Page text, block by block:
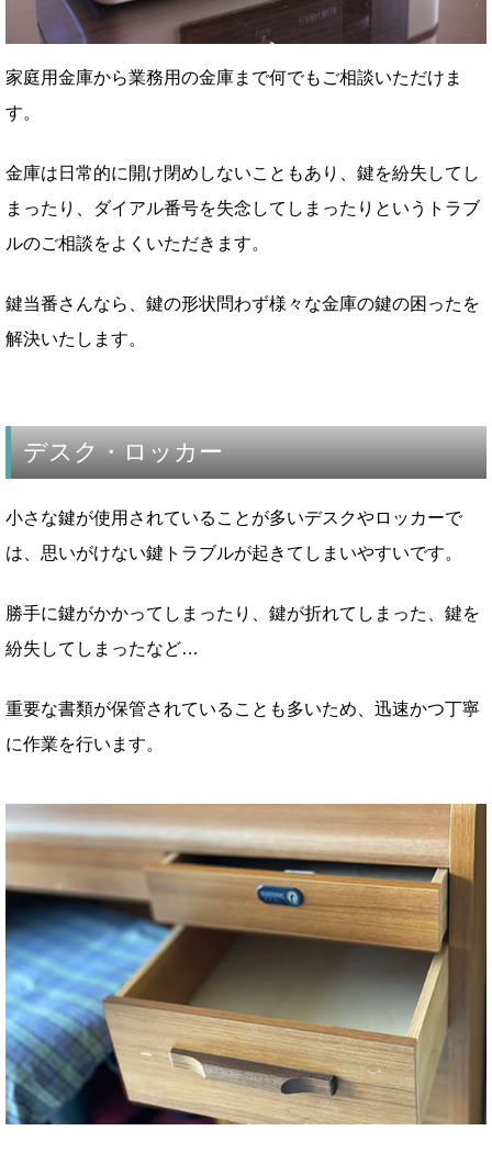
家庭用金庫から業務用の金庫まで何でもご相談いただけま
す。
金庫は日常的に開け閉めしないこともあり、鍵を紛失してし
まったり、ダイアル番号を失念してしまったりというトラブ
ルのご相談をよくいただきます。
鍵当番さんなら、鍵の形状問わず様々な金庫の鍵の困ったを
解決いたします。
デスク・ロッカー
小さな鍵が使用されていることが多いデスクやロッカーで
は、思いがけない鍵トラブルが起きてしまいやすいです。
勝手に鍵がかかってしまったり、鍵が折れてしまった、鍵を
紛失してしまったなど…
重要な書類が保管されていることも多いため、迅速かつ丁寧
に作業を行います。